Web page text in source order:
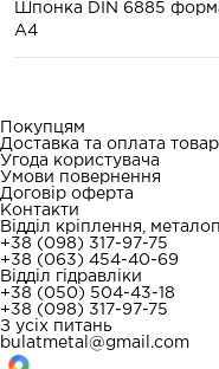
Шпонка DIN 6885
А4
Покупцям
Доставка та оплата
Угода користувача
Умови повернення
Договір оферта
Контакти
Відділ кріплення,
+38 (098) 317-97-75
+38 (063) 454-40-69
Відділ гідравліки
+38 (050) 504-43-18
+38 (098) 317-97-75
З усіх питань
bulatmetal@gmail.com